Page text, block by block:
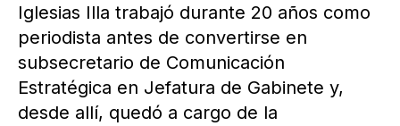
Iglesias Illa trabajó durante 20 años como
periodista antes de convertirse en
subsecretario de Comunicación
Estratégica en Jefatura de Gabinete y,
desde allí, quedó a cargo de la